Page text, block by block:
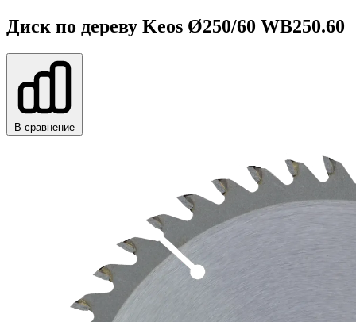
Диск по дереву Keos Ø250/60 WB250.60
В сравнение